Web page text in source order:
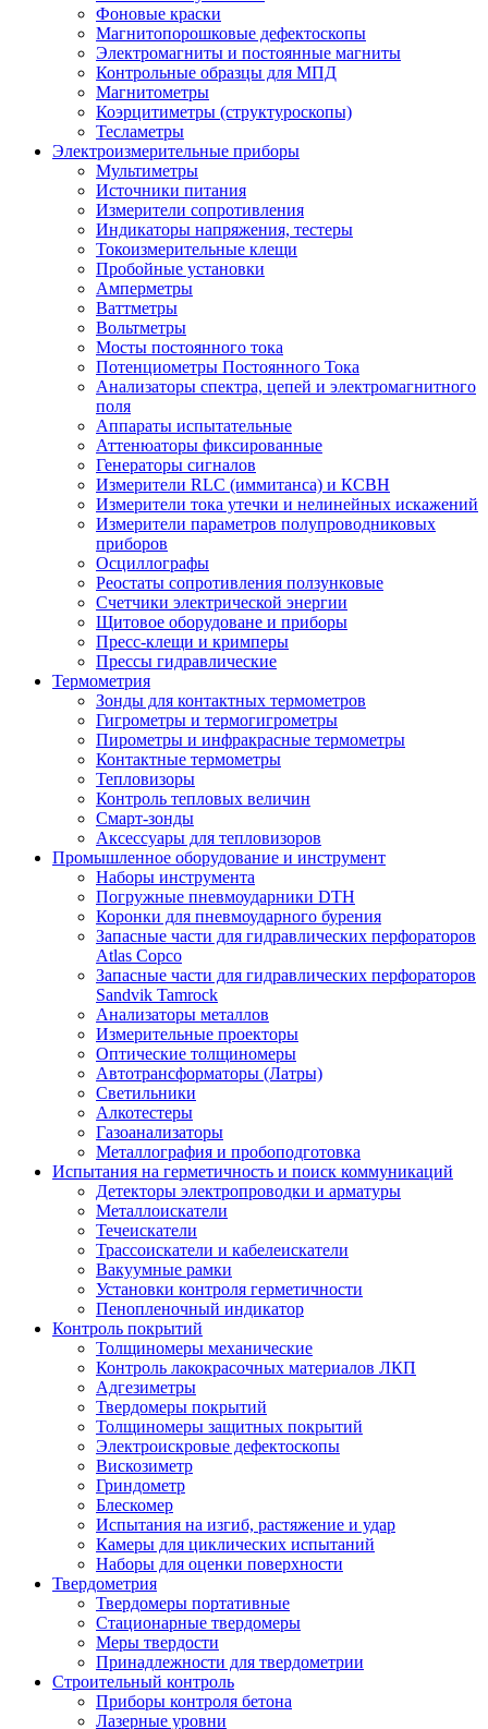
Фоновые краски
Магнитопорошковые дефектоскопы
Электромагниты и постоянные магниты
Контрольные образцы для МПД
Магнитометры
Коэрцитиметры (структуроскопы)
Тесламетры
Электроизмерительные приборы
Мультиметры
Источники питания
Измерители сопротивления
Индикаторы напряжения, тестеры
Токоизмерительные клещи
Пробойные установки
Амперметры
Ваттметры
Вольтметры
Мосты постоянного тока
Потенциометры Постоянного Тока
Анализаторы спектра, цепей и электромагнитного
поля
Аппараты испытательные
Аттенюаторы фиксированные
Генераторы сигналов
Измерители RLC (иммитанса) и КСВН
Измерители тока утечки и нелинейных искажений
Измерители параметров полупроводниковых
приборов
Осциллографы
Реостаты сопротивления ползунковые
Счетчики электрической энергии
Щитовое оборудоване и приборы
Пресс-клещи и кримперы
Прессы гидравлические
Термометрия
Зонды для контактных термометров
Гигрометры и термогигрометры
Пирометры и инфракрасные термометры
Контактные термометры
Тепловизоры
Контроль тепловых величин
Смарт-зонды
Аксессуары для тепловизоров
Промышленное оборудование и инструмент
Наборы инструмента
Погружные пневмоударники DTH
Коронки для пневмоударного бурения
Запасные части для гидравлических перфораторов
Atlas Copco
Запасные части для гидравлических перфораторов
Sandvik Tamrock
Анализаторы металлов
Измерительные проекторы
Оптические толщиномеры
Автотрансформаторы (Латры)
Светильники
Алкотестеры
Газоанализаторы
Металлография и пробоподготовка
Испытания на герметичность и поиск коммуникаций
Детекторы электропроводки и арматуры
Металлоискатели
Течеискатели
Трассоискатели и кабелеискатели
Вакуумные рамки
Установки контроля герметичности
Пенопленочный индикатор
Контроль покрытий
Толщиномеры механические
Контроль лакокрасочных материалов ЛКП
Адгезиметры
Твердомеры покрытий
Толщиномеры защитных покрытий
Электроискровые дефектоскопы
Вискозиметр
Гриндометр
Блескомер
Испытания на изгиб, растяжение и удар
Камеры для циклических испытаний
Наборы для оценки поверхности
Твердометрия
Твердомеры портативные
Стационарные твердомеры
Меры твердости
Принадлежности для твердометрии
Строительный контроль
Приборы контроля бетона
Лазерные уровни